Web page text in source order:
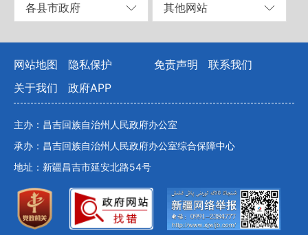
各县市政府 其他网站
网站地图 隐私保护 免责声明
联系我们
关于我们
政府APP
主办：昌吉回族自治州人民政府办公室
承办：昌吉回族自治州人民政府办公室综合保障中心
地址：新疆昌吉市延安北路54号